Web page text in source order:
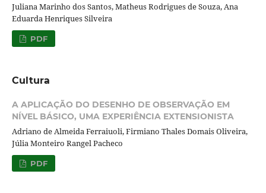
Juliana Marinho dos Santos, Matheus Rodrigues de Souza, Ana
Eduarda Henriques Silveira
PDF
Cultura
A APLICAÇÃO DO DESENHO DE OBSERVAÇÃO EM
NÍVEL BÁSICO, UMA EXPERIÊNCIA EXTENSIONISTA
Adriano de Almeida Ferraiuoli, Firmiano Thales Domais Oliveira,
Júlia Monteiro Rangel Pacheco
PDF